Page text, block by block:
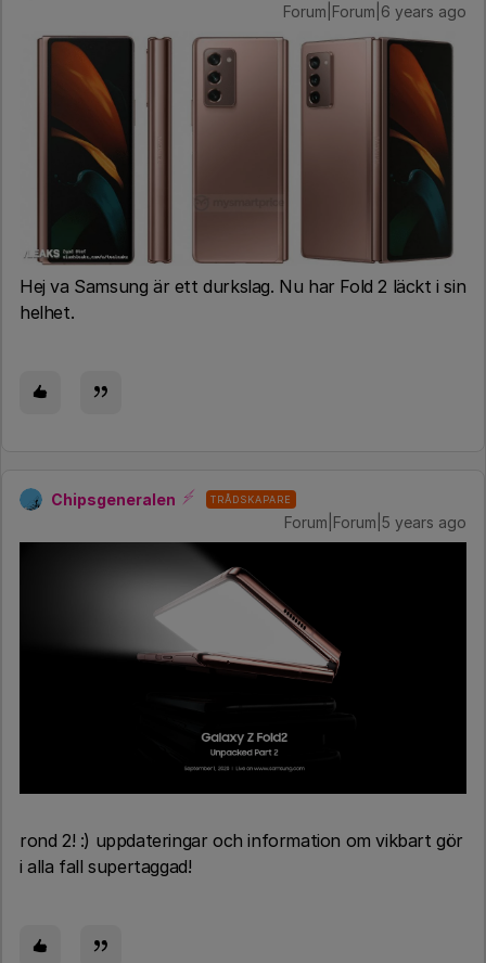
Forum|Forum|6 years ago
Hej va Samsung är ett durkslag. Nu har Fold 2 läckt i sin
helhet.
Chipsgeneralen TRÅDSKAPARE
Forum|Forum|5 years ago
rond 2! :) uppdateringar och information om vikbart gör
i alla fall supertaggad!